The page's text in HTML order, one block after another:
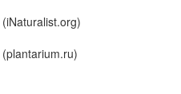
(iNaturalist.org)
(plantarium.ru)